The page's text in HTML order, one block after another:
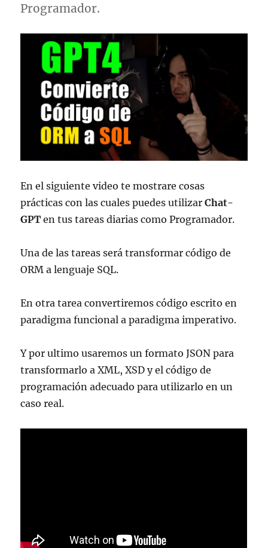
Programador.
En el siguiente video te mostrare cosas
prácticas con las cuales puedes utilizarChat-
GPT en tus tareas diarias como Programador.
Una de las tareas será transformar código de
ORM a lenguaje SQL.
En otra tarea convertiremos código escrito en
paradigma funcional a paradigma imperativo.
Y por ultimo usaremos un formato JSON para
transformarlo a XML, XSD y el código de
programación adecuado para utilizarlo en un
caso real.